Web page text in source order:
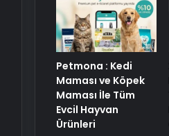
Petmona : Kedi
Maması ve Köpek
Maması İle Tüm
Evcil Hayvan
Ürünleri